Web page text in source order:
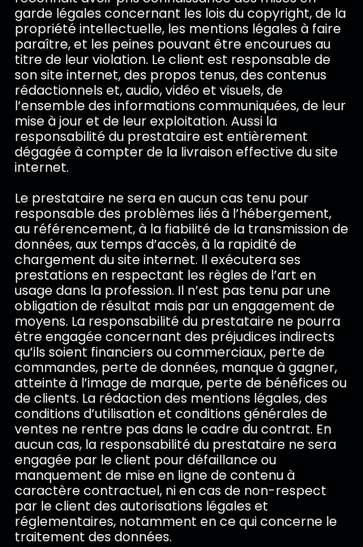
garde légales concernant les lois du copyright, de la
propriété intellectuelle, les mentions légales à faire
paraître, et les peines pouvant être encourues au
titre de leur violation. Le client est responsable de
son site internet, des propos tenus, des contenus
rédactionnels et, audio, vidéo et visuels, de
l’ensemble des informations communiquées, de leur
mise à jour et de leur exploitation. Aussi la
responsabilité du prestataire est entièrement
dégagée à compter de la livraison effective du site
internet.
Le prestataire ne sera en aucun cas tenu pour
responsable des problèmes liés à l’hébergement,
au référencement, à la fiabilité de la transmission de
données, aux temps d’accès, à la rapidité de
chargement du site internet. Il exécutera ses
prestations en respectant les règles de l’art en
usage dans la profession. Il n’est pas tenu par une
obligation de résultat mais par un engagement de
moyens. La responsabilité du prestataire ne pourra
être engagée concernant des préjudices indirects
qu’ils soient financiers ou commerciaux, perte de
commandes, perte de données, manque à gagner,
atteinte à l’image de marque, perte de bénéfices ou
de clients. La rédaction des mentions légales, des
conditions d’utilisation et conditions générales de
ventes ne rentre pas dans le cadre du contrat. En
aucun cas, la responsabilité du prestataire ne sera
engagée par le client pour défaillance ou
manquement de mise en ligne de contenu à
caractère contractuel, ni en cas de non-respect
par le client des autorisations légales et
réglementaires, notamment en ce qui concerne le
traitement des données.